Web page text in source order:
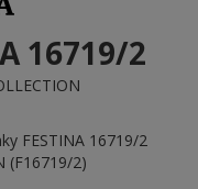
16719/2
FESTINA 16719/2
(F16719/2)